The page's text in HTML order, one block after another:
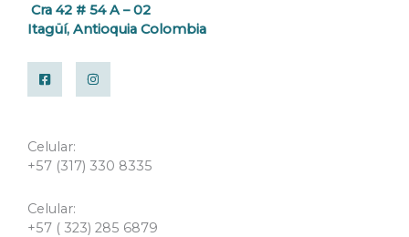
Cra 42 # 54 A – 02
Itagüí, Antioquia Colombia
Celular:
+57 (317) 330 8335
Celular:
+57 ( 323) 285 6879